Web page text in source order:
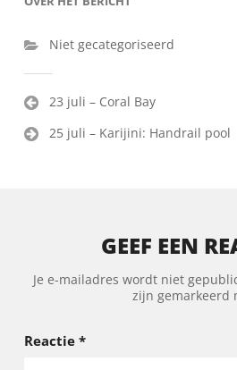
Niet gecategoriseerd
Bericht
23 juli – Coral Bay
25 juli – Karijini: Handrail pool
GEEF EEN
Je e-mailadres wordt niet
zijn gemarkeerd
Reactie *